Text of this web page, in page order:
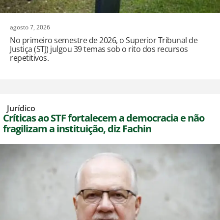
agosto 7, 2026
No primeiro semestre de 2026, o Superior Tribunal de
Justiça (STJ) julgou 39 temas sob o rito dos recursos
repetitivos.
Jurídico
Críticas ao STF fortalecem a democracia e não
fragilizam a instituição, diz Fachin